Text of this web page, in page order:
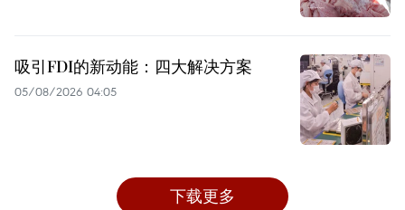
吸引FDI的新动能：四大解决方案
05/08/2026 04:05
下载更多